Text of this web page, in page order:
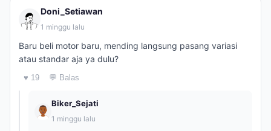
Doni_Setiawan
1 minggu lalu
Baru beli motor baru, mending langsung pasang variasi
atau standar aja ya dulu?
♥ 19 💬 Balas
Biker_Sejati
1 minggu lalu